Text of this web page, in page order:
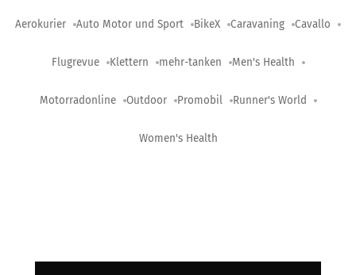
Aerokurier Auto Motor und Sport BikeX Caravaning Cavallo
Flugrevue Klettern mehr-tanken Men's Health
Motorradonline Outdoor Promobil Runner's World
Women's Health